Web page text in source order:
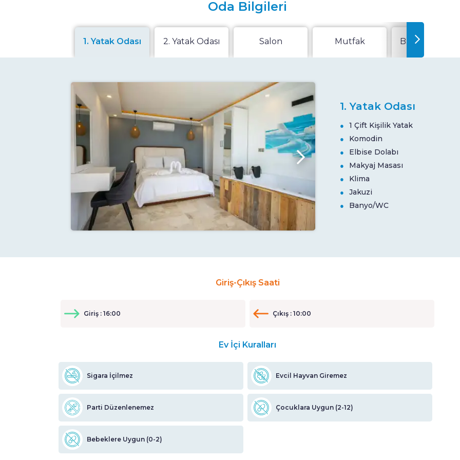
Oda Bilgileri
1. Yatak Odası 2. Yatak Odası Salon Mutfak Bahçe Veya
1. Yatak Odası
1 Çift Kişilik Yatak
Komodin
Elbise Dolabı
Makyaj Masası
Klima
Jakuzi
Banyo/WC
Giriş-Çıkış Saati
Giriş : 16:00 Çıkış : 10:00
Ev İçi Kuralları
Sigara İçilmez Evcil Hayvan Giremez
Parti Düzenlenemez Çocuklara Uygun (2-12)
Bebeklere Uygun (0-2)